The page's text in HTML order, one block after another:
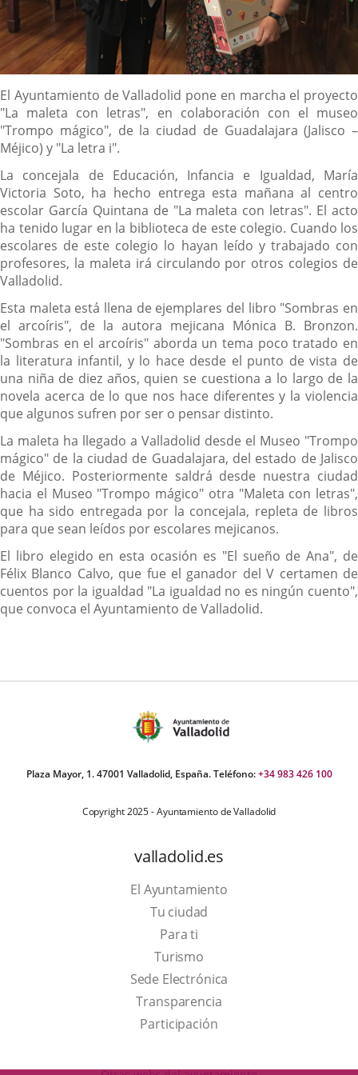
Descripción
El Ayuntamiento de Valladolid pone en marcha el proyecto
"La maleta con letras", en colaboración con el museo
"Trompo mágico", de la ciudad de Guadalajara (Jalisco –
Méjico) y "La letra i".
La concejala de Educación, Infancia e Igualdad, María
Victoria Soto, ha hecho entrega esta mañana al centro
escolar García Quintana de "La maleta con letras". El acto
ha tenido lugar en la biblioteca de este colegio. Cuando los
escolares de este colegio lo hayan leído y trabajado con
profesores, la maleta irá circulando por otros colegios de
Valladolid.
Esta maleta está llena de ejemplares del libro "Sombras en
el arcoíris", de la autora mejicana Mónica B. Bronzon.
"Sombras en el arcoíris" aborda un tema poco tratado en
la literatura infantil, y lo hace desde el punto de vista de
una niña de diez años, quien se cuestiona a lo largo de la
novela acerca de lo que nos hace diferentes y la violencia
que algunos sufren por ser o pensar distinto.
La maleta ha llegado a Valladolid desde el Museo "Trompo
mágico" de la ciudad de Guadalajara, del estado de Jalisco
de Méjico. Posteriormente saldrá desde nuestra ciudad
hacia el Museo "Trompo mágico" otra "Maleta con letras",
que ha sido entregada por la concejala, repleta de libros
para que sean leídos por escolares mejicanos.
El libro elegido en esta ocasión es "El sueño de Ana", de
Félix Blanco Calvo, que fue el ganador del V certamen de
cuentos por la igualdad "La igualdad no es ningún cuento",
que convoca el Ayuntamiento de Valladolid.
Plaza Mayor, 1. 47001 Valladolid, España. Teléfono:+34 983 426 100
Copyright 2025 - Ayuntamiento de Valladolid
valladolid.es
El Ayuntamiento
Tu ciudad
Para ti
TurismoThis
link
will
open
a
Sede Electrónica
Transparencia
Participación